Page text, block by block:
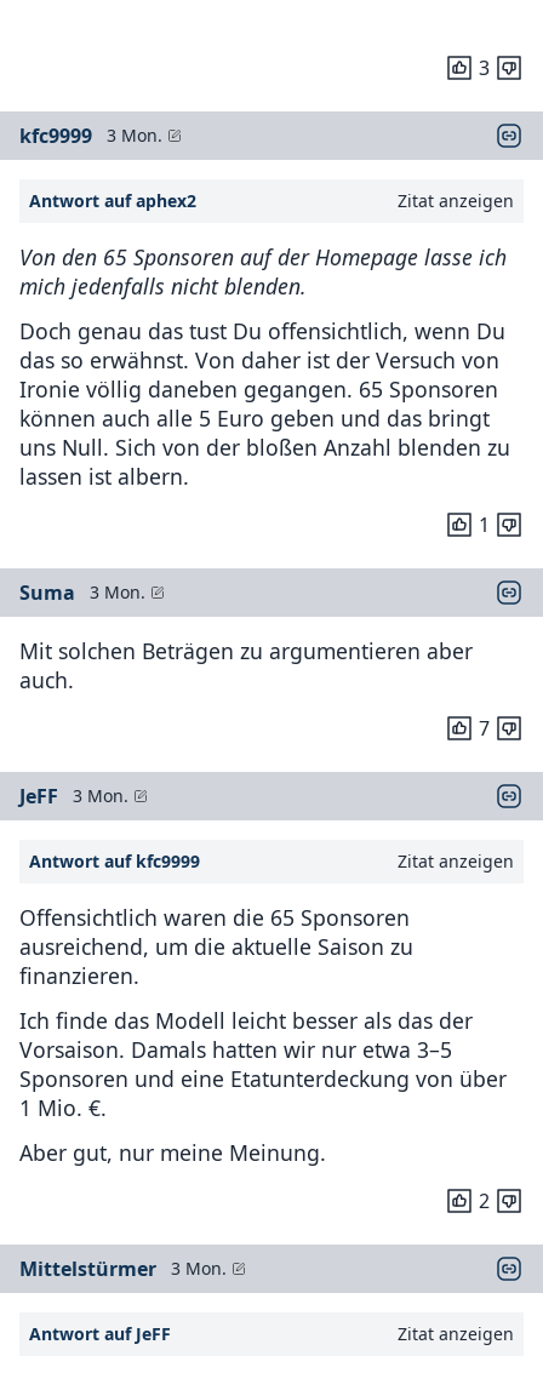
3
kfc9999 3 Mon.
Antwort auf aphex2 Zitat anzeigen
Von den 65 Sponsoren auf der Homepage lasse ich
mich jedenfalls nicht blenden.
Doch genau das tust Du offensichtlich, wenn Du
das so erwähnst. Von daher ist der Versuch von
Ironie völlig daneben gegangen. 65 Sponsoren
können auch alle 5 Euro geben und das bringt
uns Null. Sich von der bloßen Anzahl blenden zu
lassen ist albern.
1
Suma 3 Mon.
Mit solchen Beträgen zu argumentieren aber
auch.
7
JeFF 3 Mon.
Antwort auf kfc9999 Zitat anzeigen
Offensichtlich waren die 65 Sponsoren
ausreichend, um die aktuelle Saison zu
finanzieren.
Ich finde das Modell leicht besser als das der
Vorsaison. Damals hatten wir nur etwa 3–5
Sponsoren und eine Etatunterdeckung von über
1 Mio. €.
Aber gut, nur meine Meinung.
2
Mittelstürmer 3 Mon.
Antwort auf JeFF Zitat anzeigen